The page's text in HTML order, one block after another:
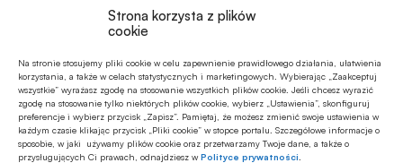
Strona korzysta z plików
cookie
Na stronie stosujemy pliki cookie w celu zapewnienie prawidłowego działania, ułatwienia
korzystania, a także w celach statystycznych i marketingowych. Wybierając „Zaakceptuj
wszystkie” wyrażasz zgodę na stosowanie wszystkich plików cookie. Jeśli chcesz wyrazić
zgodę na stosowanie tylko niektórych plików cookie, wybierz „Ustawienia”, skonfiguruj
preferencje i wybierz przycisk „Zapisz”. Pamiętaj, że możesz zmienić swoje ustawienia w
każdym czasie klikając przycisk „Pliki cookie” w stopce portalu. Szczegółowe informacje o
sposobie, w jaki używamy plików cookie oraz przetwarzamy Twoje dane, a także o
przysługujących Ci prawach, odnajdziesz wPolityce prywatności
Tagi
Blogi / Blogerzy Wojciech Fułek